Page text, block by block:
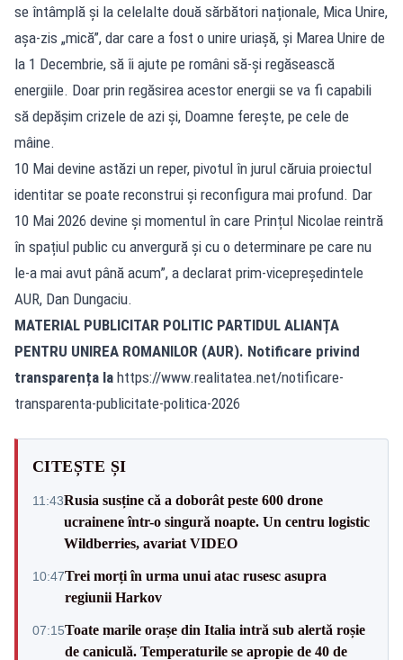
se întâmplă și la celelalte două sărbători naționale, Mica Unire,
așa-zis „mică”, dar care a fost o unire uriașă, și Marea Unire de
la 1 Decembrie, să îi ajute pe români să-și regăsească
energiile. Doar prin regăsirea acestor energii se va fi capabili
să depășim crizele de azi și, Doamne ferește, pe cele de
mâine.
10 Mai devine astăzi un reper, pivotul în jurul căruia proiectul
identitar se poate reconstrui și reconfigura mai profund. Dar
10 Mai 2026 devine și momentul în care Prințul Nicolae reintră
în spațiul public cu anvergură și cu o determinare pe care nu
le-a mai avut până acum”, a declarat prim-vicepreședintele
AUR, Dan Dungaciu.
MATERIAL PUBLICITAR POLITIC PARTIDUL ALIANȚA
PENTRU UNIREA ROMANILOR (AUR). Notificare privind
transparența la https://www.realitatea.net/notificare-
transparenta-publicitate-politica-2026
CITEȘTE ȘI
11:43Rusia susține că a doborât peste 600 drone
ucrainene într-o singură noapte. Un centru logistic
Wildberries, avariat VIDEO
10:47Trei morți în urma unui atac rusesc asupra
regiunii Harkov
07:15Toate marile orașe din Italia intră sub alertă roșie
de caniculă. Temperaturile se apropie de 40 de